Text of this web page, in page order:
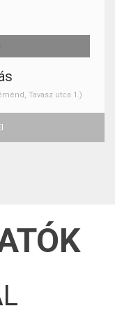
Tavasz utca 1.)